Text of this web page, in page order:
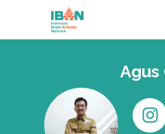
content
Agus
I
n